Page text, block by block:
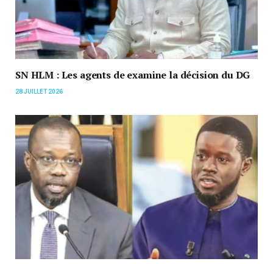
SN HLM : Les agents de examine la décision du DG
28 JUILLET 2026